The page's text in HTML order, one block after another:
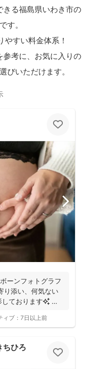
きる福島県いわき市の
す。
すい料金体系！
参考に、お気に入りの
びいただけます。
ーンフォトグラフ
り添い、何気ない
ております✨ ま
ィブ： 7日以上前
ひろ